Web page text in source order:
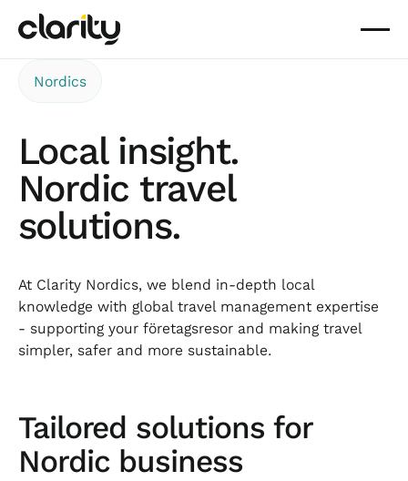
Nordics
Local insight.
Nordic travel
solutions.
At Clarity Nordics, we blend in-depth local
knowledge with global travel management expertise
- supporting your företagsresor and making travel
simpler, safer and more sustainable.
Tailored solutions for
Nordic business